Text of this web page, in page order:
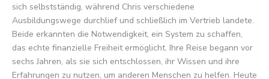
sich selbstständig, während Chris verschiedene
Ausbildungswege durchlief und schließlich im Vertrieb landete.
Beide erkannten die Notwendigkeit, ein System zu schaffen,
das echte finanzielle Freiheit ermöglicht. Ihre Reise begann vor
sechs Jahren, als sie sich entschlossen, ihr Wissen und ihre
Erfahrungen zu nutzen, um anderen Menschen zu helfen. Heute